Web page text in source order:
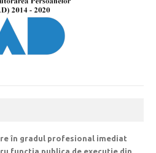
în gradul profesional imediat
functia publica de executie din